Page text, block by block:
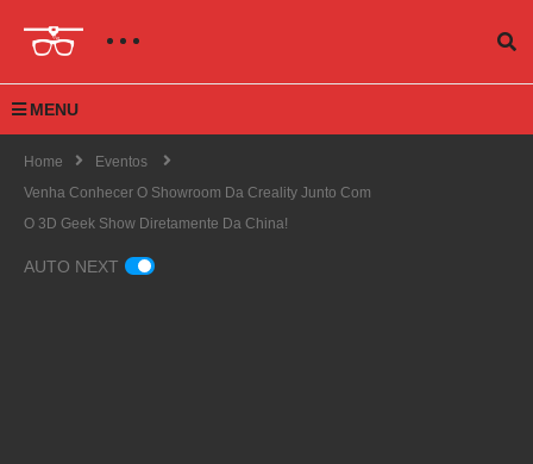
MENU
Home
Eventos
Venha Conhecer O Showroom Da Creality Junto Com
O 3D Geek Show Diretamente Da China!
AUTO NEXT